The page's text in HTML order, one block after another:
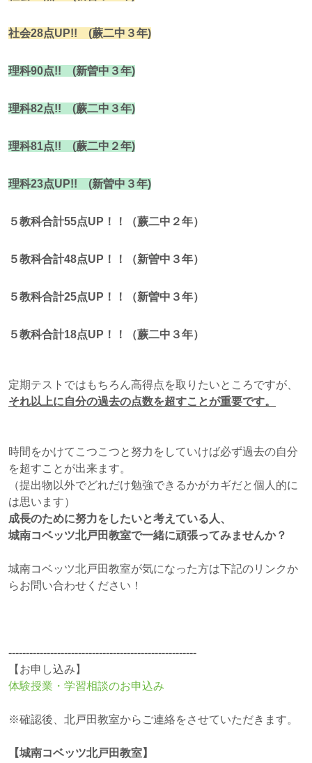
社会28点UP!! (蕨二中３年)
理科90点!! (新曽中３年)
理科82点!! (蕨二中３年)
理科81点!! (蕨二中２年)
理科23点UP!! (新曽中３年)
５教科合計55点UP！！（蕨二中２年）
５教科合計48点UP！！（新曽中３年）
５教科合計25点UP！！（新曽中３年）
５教科合計18点UP！！（蕨二中３年）
定期テストではもちろん高得点を取りたいところですが、
それ以上に自分の過去の点数を超すことが重要です。
時間をかけてこつこつと努力をしていけば必ず過去の自分
を超すことが出来ます。
（提出物以外でどれだけ勉強できるかがカギだと個人的に
は思います）
成長のために努力をしたいと考えている人、
城南コベッツ北戸田教室で一緒に頑張ってみませんか？
城南コベッツ北戸田教室が気になった方は下記のリンクか
らお問い合わせください！
------------------------------------------------------
【お申し込み】
体験授業・学習相談のお申込み
※確認後、北戸田教室からご連絡をさせていただきます。
【城南コベッツ北戸田教室】